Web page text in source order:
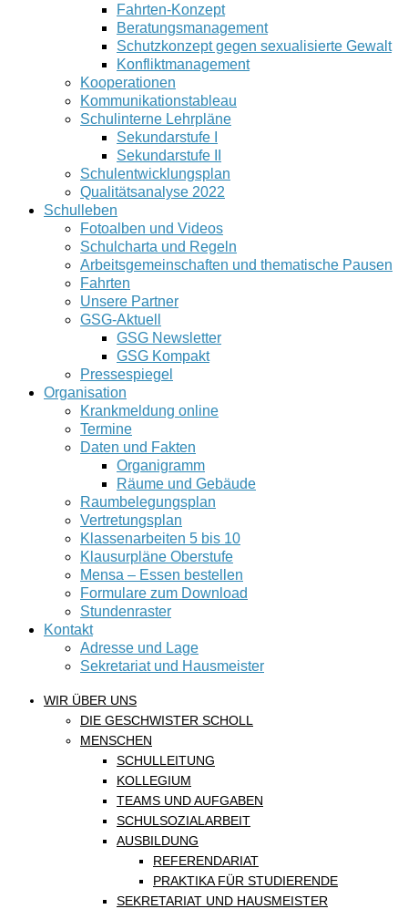
Fahrten-Konzept
Beratungsmanagement
Schutzkonzept gegen sexualisierte Gewalt
Konfliktmanagement
Kooperationen
Kommunikationstableau
Schulinterne Lehrpläne
Sekundarstufe I
Sekundarstufe II
Schulentwicklungsplan
Qualitätsanalyse 2022
Schulleben
Fotoalben und Videos
Schulcharta und Regeln
Arbeitsgemeinschaften und thematische Pausen
Fahrten
Unsere Partner
GSG-Aktuell
GSG Newsletter
GSG Kompakt
Pressespiegel
Organisation
Krankmeldung online
Termine
Daten und Fakten
Organigramm
Räume und Gebäude
Raumbelegungsplan
Vertretungsplan
Klassenarbeiten 5 bis 10
Klausurpläne Oberstufe
Mensa – Essen bestellen
Formulare zum Download
Stundenraster
Kontakt
Adresse und Lage
Sekretariat und Hausmeister
WIR ÜBER UNS
DIE GESCHWISTER SCHOLL
MENSCHEN
SCHULLEITUNG
KOLLEGIUM
TEAMS UND AUFGABEN
SCHULSOZIALARBEIT
AUSBILDUNG
REFERENDARIAT
PRAKTIKA FÜR STUDIERENDE
SEKRETARIAT UND HAUSMEISTER